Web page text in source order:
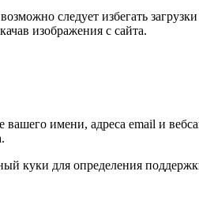
следует избегать
изображения с сайта.
имени, адреса email и
куки для определения